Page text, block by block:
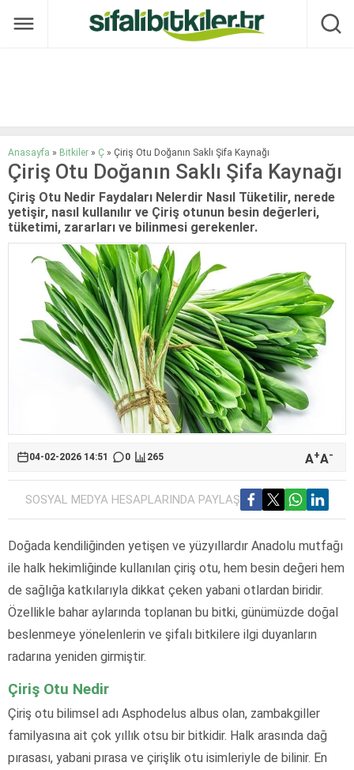
Anasayfa » Bitkiler » Ç » Çiriş Otu Doğanın Saklı Şifa Kaynağı
Çiriş Otu Doğanın Saklı Şifa Kaynağı
Çiriş Otu Nedir Faydaları Nelerdir Nasıl Tüketilir, nerede
yetişir, nasıl kullanılır ve Çiriş otunun besin değerleri,
tüketimi, zararları ve bilinmesi gerekenler.
04-02-2026 14:51 0 265 A+A-
SOSYAL MEDYA HESAPLARINDA PAYLAŞ
Doğada kendiliğinden yetişen ve yüzyıllardır Anadolu mutfağı
ile halk hekimliğinde kullanılan çiriş otu, hem besin değeri hem
de sağlığa katkılarıyla dikkat çeken yabani otlardan biridir.
Özellikle bahar aylarında toplanan bu bitki, günümüzde doğal
beslenmeye yönelenlerin ve şifalı bitkilere ilgi duyanların
radarına yeniden girmiştir.
Çiriş Otu Nedir
Çiriş otu bilimsel adı Asphodelus albus olan, zambakgiller
familyasına ait çok yıllık otsu bir bitkidir. Halk arasında dağ
pırasası, yabani pırasa ve çirişlik otu isimleriyle de bilinir. En